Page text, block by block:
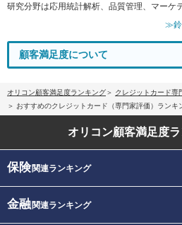
研究分野は応用統計解析、品質管理、マーケ
≫鈴
顧客満足度について
オリコン顧客満足度ランキング
クレジットカード専
おすすめのクレジットカード（専門家評価）ランキ
オリコン顧客満足度
保険関連ランキング
金融関連ランキング